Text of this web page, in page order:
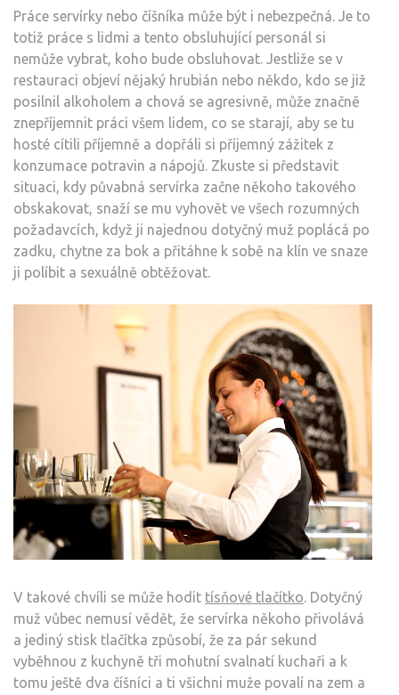
Práce servírky nebo číšníka může být i nebezpečná. Je to
totiž práce s lidmi a tento obsluhující personál si
nemůže vybrat, koho bude obsluhovat. Jestliže se v
restauraci objeví nějaký hrubián nebo někdo, kdo se již
posilnil alkoholem a chová se agresivně, může značně
znepříjemnit práci všem lidem, co se starají, aby se tu
hosté cítili příjemně a dopřáli si příjemný zážitek z
konzumace potravin a nápojů. Zkuste si představit
situaci, kdy půvabná servírka začne někoho takového
obskakovat, snaží se mu vyhovět ve všech rozumných
požadavcích, když ji najednou dotyčný muž poplácá po
zadku, chytne za bok a přitáhne k sobě na klín ve snaze
ji políbit a sexuálně obtěžovat.
V takové chvíli se může hodit tísňové tlačítko. Dotyčný
muž vůbec nemusí vědět, že servírka někoho přivolává
a jediný stisk tlačítka způsobí, že za pár sekund
vyběhnou z kuchyně tři mohutní svalnatí kuchaři a k
tomu ještě dva číšníci a ti všichni muže povalí na zem a